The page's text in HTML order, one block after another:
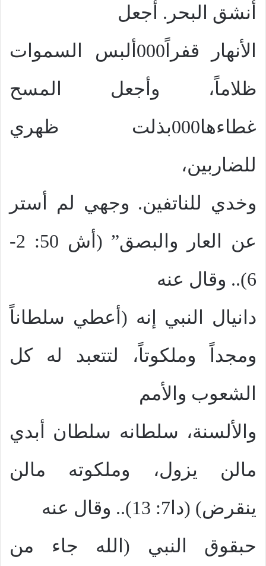
أنشق البحر. أجعل
الأنهار قفراً000ألبس السموات
ظلاماً، وأجعل المسح
غطاءها000بذلت ظهري
للضاربين،
وخدي للناتفين. وجهي لم أستر
عن العار والبصق” (أش 50: 2-
6).. وقال عنه
دانيال النبي إنه (أعطي سلطاناً
ومجداً وملكوتاً، لتتعبد له كل
الشعوب والأمم
والألسنة، سلطانه سلطان أبدي
مالن يزول، وملكوته مالن
ينقرض) (دا7: 13).. وقال عنه
حبقوق النبي (الله جاء من